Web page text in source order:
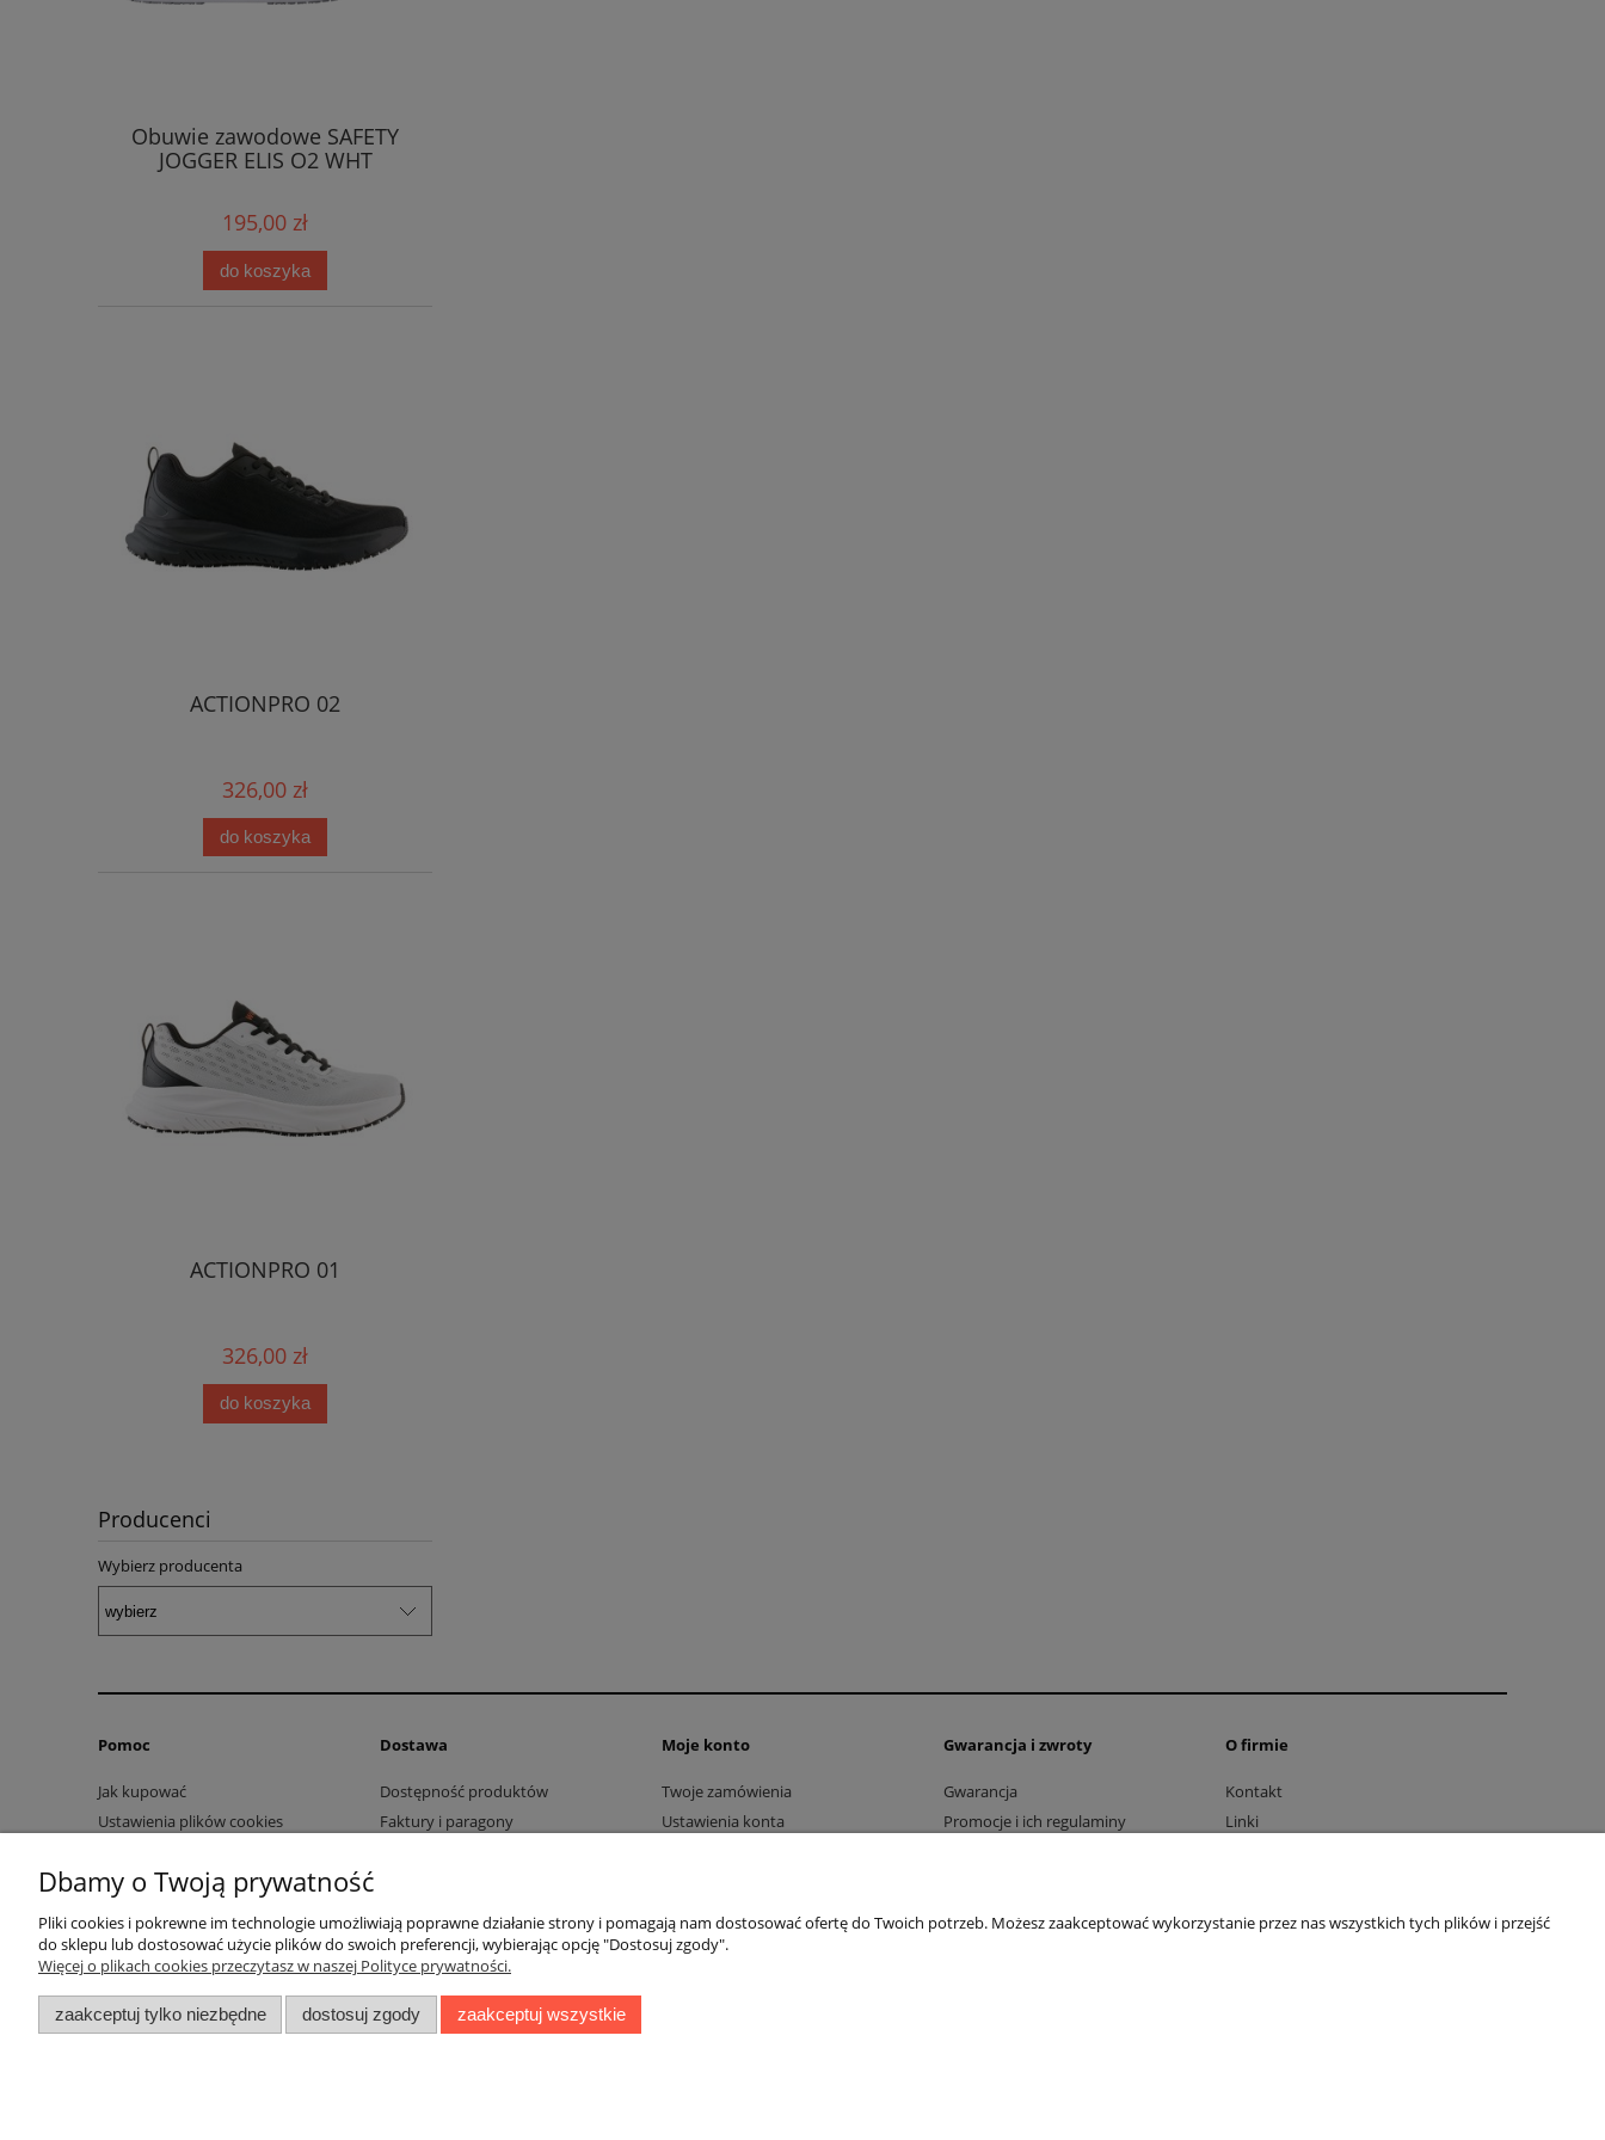
Obuwie zawodowe SAFETY
JOGGER ELIS O2 WHT
195,00 zł
do koszyka
ACTIONPRO 02
326,00 zł
do koszyka
ACTIONPRO 01
326,00 zł
do koszyka
Producenci
Wybierz producenta
Pomoc
Jak kupować
Ustawienia plików cookies
Pliki cookies
Polityka prywatności
Dostawa
Dostępność produktów
Faktury i paragony
Moje konto
Twoje zamówienia
Ustawienia konta
Gwarancja i zwroty
Gwarancja
Promocje i ich regulaminy
O firmie
Kontakt
Linki
Dbamy o Twoją prywatność
Pliki cookies i pokrewne im technologie umożliwiają poprawne działanie strony i pomagają nam dostosować ofertę do Twoich potrzeb. Możesz zaakceptować wykorzystanie przez nas wszystkich tych plików i przejść
do sklepu lub dostosować użycie plików do swoich preferencji, wybierając opcję "Dostosuj zgody".
Więcej o plikach cookies przeczytasz w naszej Polityce prywatności.
zaakceptuj tylko niezbędne dostosuj zgody zaakceptuj wszystkie